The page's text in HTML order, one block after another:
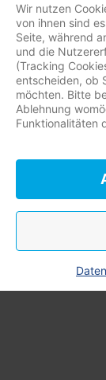
Wir nutzen
von ihnen sind
Seite, während
und die
(Tracking
entscheiden, ob
möchten. Bitte
Ablehnung
Funktionalitäten